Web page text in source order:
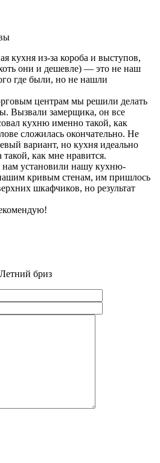
кухня из-за короба и выступов,
они и дешевле) — это не наш
где были, но не нашли
центрам мы решили делать
Вызвали замерщика, он все
кухню именно такой, как
сложилась окончательно. Не
вариант, но кухня идеально
как мне нравится.
нам установили нашу кухню-
кривым стенам, им пришлось
шкафчиков, но результат
бриз